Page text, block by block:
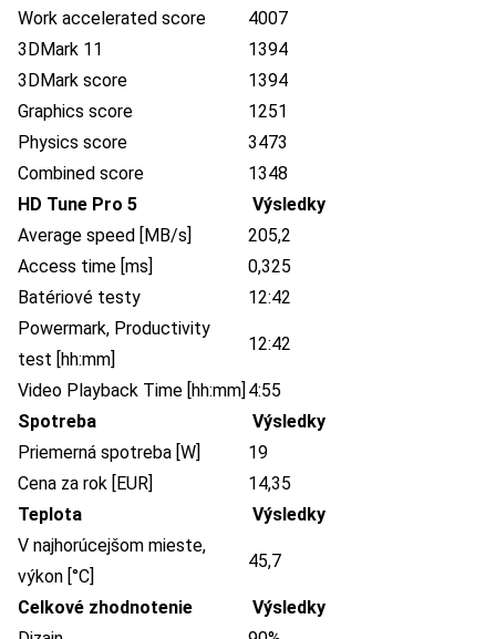
Work accelerated score
4007
3DMark 11
1394
3DMark score
1394
Graphics score
1251
Physics score
3473
Combined score
1348
HD Tune Pro 5
Výsledky
Average speed [MB/s]
205,2
Access time [ms]
0,325
Batériové testy
12:42
Powermark, Productivity
test [hh:mm]
12:42
Video Playback Time [hh:mm] 4:55
Spotreba
Výsledky
Priemerná spotreba [W]
19
Cena za rok [EUR]
14,35
Teplota
Výsledky
V najhorúcejšom mieste,
výkon [°C]
45,7
Celkové zhodnotenie
Výsledky